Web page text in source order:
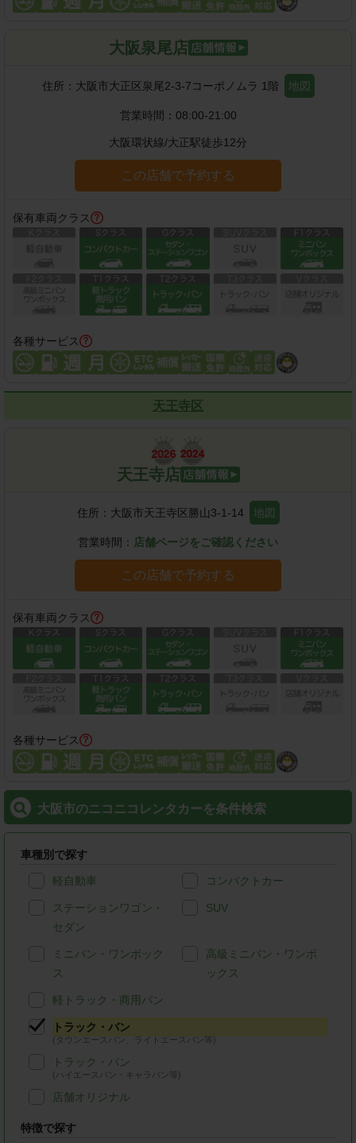
大阪泉尾店
住所： 大阪市大正区泉尾2-3-7コーポノムラ 1階 地図
営業時間： 08:00-21:00
大阪環状線/大正駅徒歩12分
この店舗で予約する
保有車両クラス
各種サービス
天王寺区
天王寺店
住所： 大阪市天王寺区勝山3-1-14 地図
営業時間： 店舗ページをご確認ください
この店舗で予約する
保有車両クラス
各種サービス
大阪市のニコニコレンタカーを条件検索
車種別で探す
軽自動車 コンパクトカー
ステーションワゴン・
セダン
SUV
ミニバン・ワンボック
ス
高級ミニバン・ワンボ
ックス
軽トラック・商用バン
トラック・バン
(タウンエースバン、ライトエースバン等)
トラック・バン
(ハイエースバン・キャラバン等)
店舗オリジナル
特徴で探す